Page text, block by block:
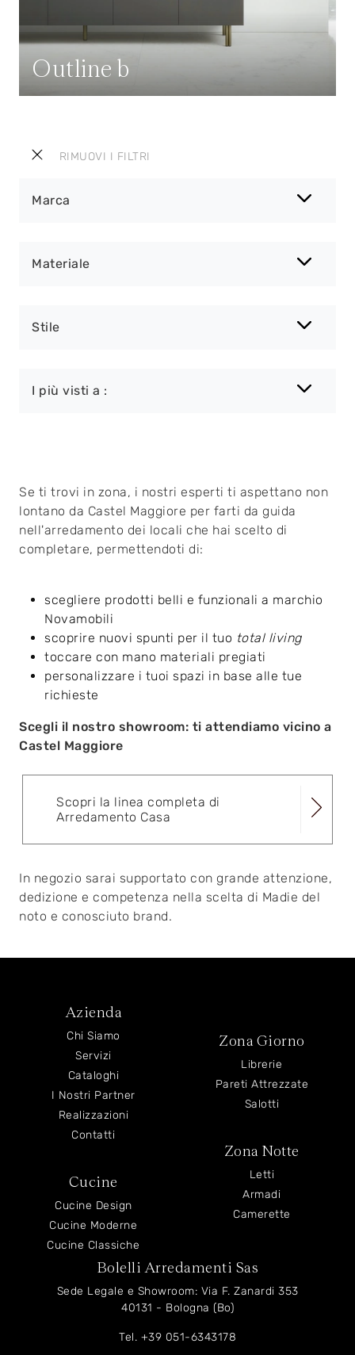
RIMUOVI I FILTRI
Marca
Materiale
Stile
I più visti a :
Outline b
Se ti trovi in zona, i nostri esperti ti aspettano non
lontano da Castel Maggiore per farti da guida
nell'arredamento dei locali che hai scelto di
completare, permettendoti di:
scegliere prodotti belli e funzionali a marchio
Novamobili
scoprire nuovi spunti per il tuo total living
toccare con mano materiali pregiati
personalizzare i tuoi spazi in base alle tue
richieste
Scegli il nostro showroom: ti attendiamo vicino a
Castel Maggiore
Scopri la linea completa di
Arredamento Casa
In negozio sarai supportato con grande attenzione,
dedizione e competenza nella scelta di Madie del
noto e conosciuto brand.
Azienda
Chi Siamo
Servizi
Cataloghi
I Nostri Partner
Realizzazioni
Contatti
Cucine
Cucine Design
Cucine Moderne
Cucine Classiche
Zona Giorno
Librerie
Pareti Attrezzate
Salotti
Zona Notte
Letti
Armadi
Camerette
Bolelli Arredamenti Sas
Sede Legale e Showroom: Via F. Zanardi 353
40131 - Bologna (Bo)
Tel. +39 051-6343178